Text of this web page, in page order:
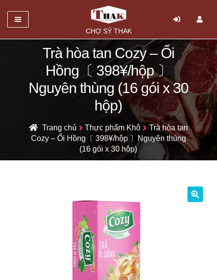
CHỢ SỶ THAK
Danh mục
TRANG CHỦ
GIỚI THIỆU
Mở
rộng
menu
con
SẢN PHẨM
LIÊN HỆ
Trà hòa tan Cozy – Ổi
Hồng〔 398¥/hộp 〕
Nguyên thùng (16 gói x 30
hộp)
Trang chủ Thực phẩm Khô
Trà hòa tan
Cozy – Ổi Hồng〔 398¥/hộp 〕Nguyên thùng
(16 gói x 30 hộp)